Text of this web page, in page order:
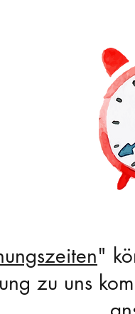
"
zu uns